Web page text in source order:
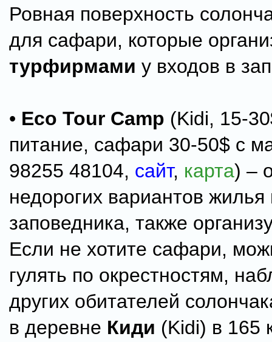
Ровная поверхность
для сафари, которые
турфирмами у входов в
• Eco Tour Camp (Kidi, 15-
питание, сафари 30-50$ с
98255 48104, сайт, карта) –
недорогих вариантов
заповедника, также
Если не хотите сафари,
гулять по окрестностям,
других обитателей
в деревне Киди (Kidi) в 165